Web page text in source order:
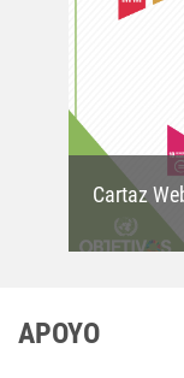
Cartaz
APOYO